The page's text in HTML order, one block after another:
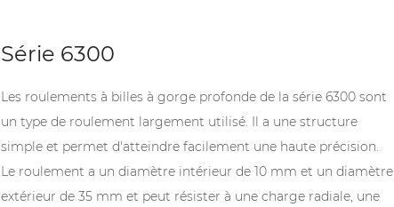
industriels.
Série 6300
Les roulements à billes à gorge profonde de la série 6300 sont
un type de roulement largement utilisé. Il a une structure
simple et permet d'atteindre facilement une haute précision.
Le roulement a un diamètre intérieur de 10 mm et un diamètre
extérieur de 35 mm et peut résister à une charge radiale, une